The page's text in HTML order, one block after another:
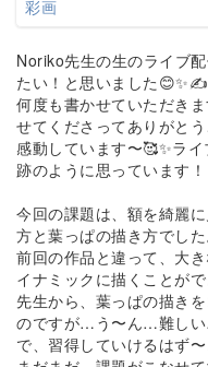
Noriko先生の生のライブ
たい！と思いました
何度も書かせていただき
せてくださってありがと
感動しています〜🥰✨ラ
跡のように思っています！
今回の課題は、額を綺麗
方と葉っぱの描き方でした
前回の作品と違って、大
イナミックに描くことが
先生から、葉っぱの描き
のですが…う〜ん…難しい
で、習得していけるはず